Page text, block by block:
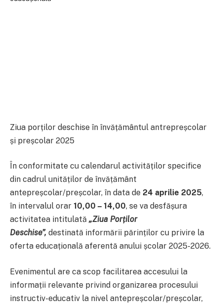
Ziua porților deschise în învățământul antrepreșcolar
și preșcolar 2025
În conformitate cu calendarul activităților specifice
din cadrul unităților de învățământ
antepreșcolar/preșcolar, în data de 24 aprilie 2025,
în intervalul orar 10,00 – 14,00, se va desfășura
activitatea intitulată „Ziua Porților
Deschise”, destinată informării părinților cu privire la
oferta educațională aferentă anului școlar 2025-2026.
Evenimentul are ca scop facilitarea accesului la
informații relevante privind organizarea procesului
instructiv-educativ la nivel antepreșcolar/preșcolar,